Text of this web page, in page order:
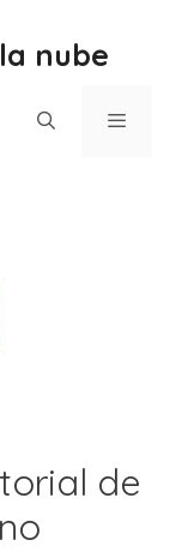
nube
de